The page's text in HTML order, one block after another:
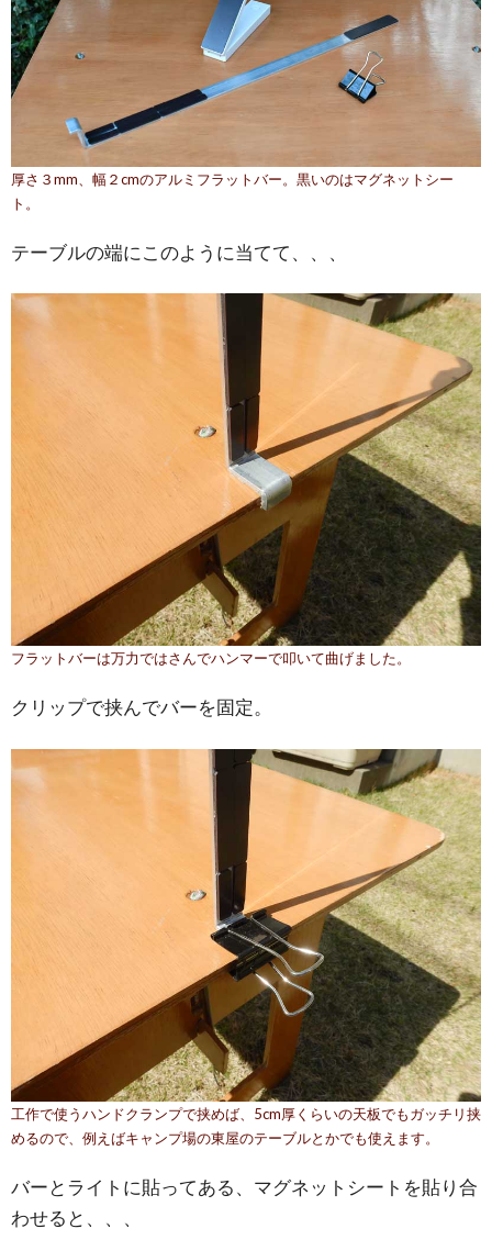
厚さ３mm、幅２cmのアルミフラットバー。黒いのはマグネットシー
ト。
テーブルの端にこのように当てて、、、
フラットバーは万力ではさんでハンマーで叩いて曲げました。
クリップで挟んでバーを固定。
工作で使うハンドクランプで挟めば、5cm厚くらいの天板でもガッチリ挟
めるので、例えばキャンプ場の東屋のテーブルとかでも使えます。
バーとライトに貼ってある、マグネットシートを貼り合
わせると、、、